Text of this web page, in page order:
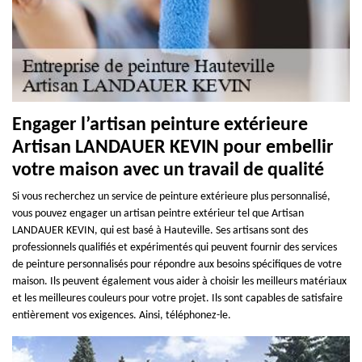
Engager l’artisan peinture extérieure
Artisan LANDAUER KEVIN pour embellir
votre maison avec un travail de qualité
Si vous recherchez un service de peinture extérieure plus personnalisé,
vous pouvez engager un artisan peintre extérieur tel que Artisan
LANDAUER KEVIN, qui est basé à Hauteville. Ses artisans sont des
professionnels qualifiés et expérimentés qui peuvent fournir des services
de peinture personnalisés pour répondre aux besoins spécifiques de votre
maison. Ils peuvent également vous aider à choisir les meilleurs matériaux
et les meilleures couleurs pour votre projet. Ils sont capables de satisfaire
entièrement vos exigences. Ainsi, téléphonez-le.